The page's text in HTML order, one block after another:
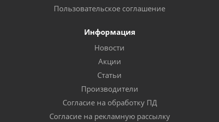
Пользовательское соглашение
Информация
Новости
Акции
Статьи
Производители
Согласие на обработку ПД
Согласие на рекламную рассылку